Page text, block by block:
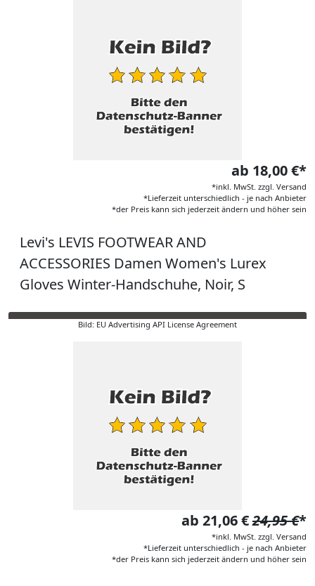
ab 18,00 €*
*inkl. MwSt. zzgl. Versand
*Lieferzeit unterschiedlich - je nach Anbieter
*der Preis kann sich jederzeit ändern und höher sein
Levi's LEVIS FOOTWEAR AND
ACCESSORIES Damen Women's Lurex
Gloves Winter-Handschuhe, Noir, S
Bild: EU Advertising API License Agreement
ab 21,06 €24,95 €*
*inkl. MwSt. zzgl. Versand
*Lieferzeit unterschiedlich - je nach Anbieter
*der Preis kann sich jederzeit ändern und höher sein